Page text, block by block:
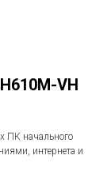
VH
ПК начального
интернета и